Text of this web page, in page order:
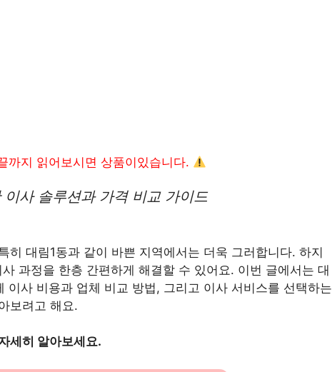
까지 읽어보시면 상품이있습니다.
사 솔루션과 가격 비교 가이드
히 대림1동과 같이 바쁜 지역에서는 더욱 그러합니다. 하지
과정을 한층 간편하게 해결할 수 있어요. 이번 글에서는 대
이사 비용과 업체 비교 방법, 그리고 이사 서비스를 선택하는
보려고 해요.
세히 알아보세요.